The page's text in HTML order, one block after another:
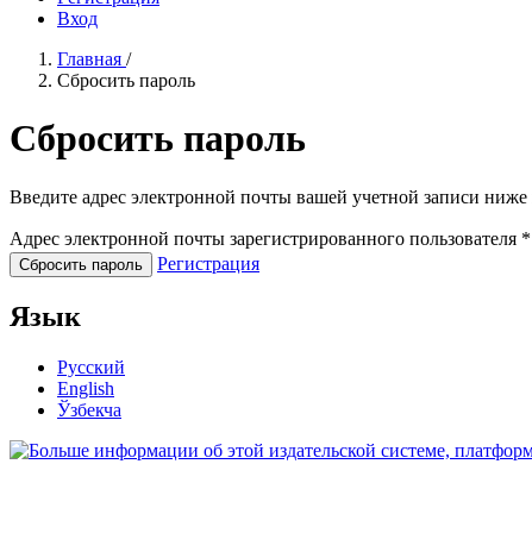
Вход
Главная /
Сбросить пароль
Сбросить пароль
Введите адрес электронной почты вашей учетной записи
Адрес электронной почты зарегистрированного пользователя *
Сбросить пароль Регистрация
Язык
Русский
English
Ўзбекча